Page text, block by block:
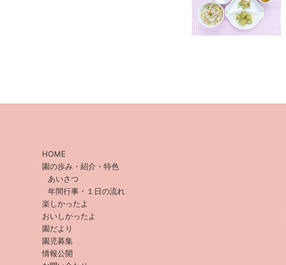
HOME
園の歩み・紹介・特色
あいさつ
年間行事・１日の流れ
楽しかったよ
おいしかったよ
園だより
園児募集
情報公開